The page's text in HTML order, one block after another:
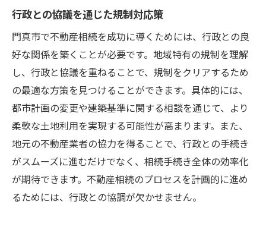
行政との協議を通じた規制対応策
門真市で不動産相続を成功に導くためには、行政との良
好な関係を築くことが必要です。地域特有の規制を理解
し、行政と協議を重ねることで、規制をクリアするため
の最適な方策を見つけることができます。具体的には、
都市計画の変更や建築基準に関する相談を通じて、より
柔軟な土地利用を実現する可能性が高まります。また、
地元の不動産業者の協力を得ることで、行政との手続き
がスムーズに進むだけでなく、相続手続き全体の効率化
が期待できます。不動産相続のプロセスを計画的に進め
るためには、行政との協調が欠かせません。